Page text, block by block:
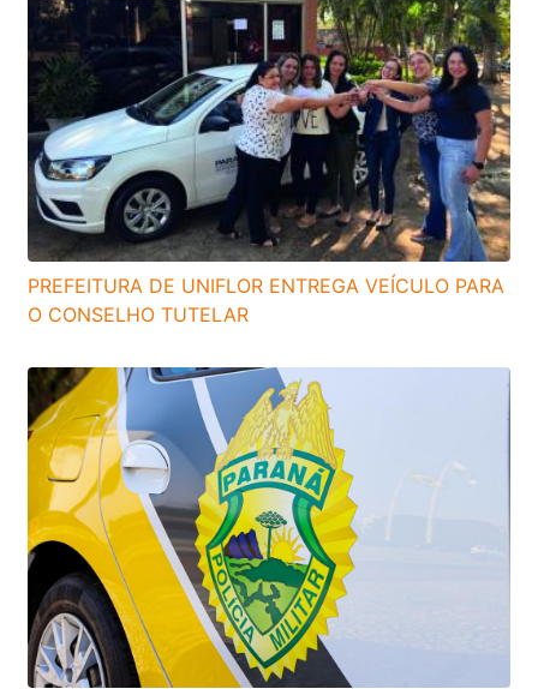
PREFEITURA DE UNIFLOR ENTREGA VEÍCULO PARA
O CONSELHO TUTELAR